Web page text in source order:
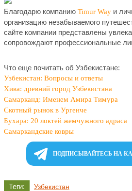
Благодарю компанию Timur Way и
организацию незабываемого
сайте компании представлены
сопровождают профессиональные
Что еще почитать об Узбекистане:
Узбекистан: Вопросы и ответы
Хива: древний город Узбекистана
Самарканд: Именем Амира Тимура
Скотный рынок в Ургенче
Бухара: 20 локтей жемчужного адраса
Самаркандские ковры
ПОДПИСЫВАЙТЕСЬ НА
Теги: Узбекистан